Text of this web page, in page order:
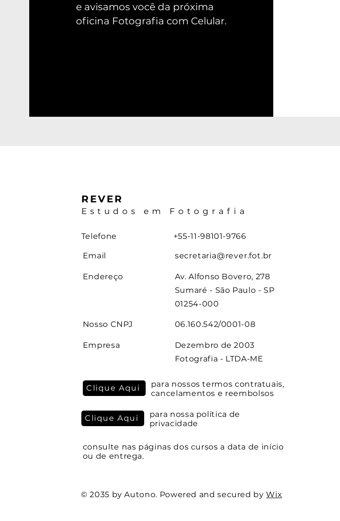
e avisamos você da próxima
oficina Fotografia com Celular.
REVER
Estudos em Fotografia
Telefone
Email
Endereço
Nosso CNPJ
Empresa
+55-11-98101-9766
secretaria@rever.fot.br
Av. Alfonso Bovero, 278
Sumaré - São Paulo - SP
01254-000
06.160.542/0001-08
Dezembro de 2003
Fotografia - LTDA-ME
Clique Aqui
para nossos termos contratuais,
cancelamentos e reembolsos
Clique Aqui
para nossa política de
privacidade
consulte nas páginas dos cursos a data de início
ou de entrega.
© 2035 by Autono. Powered and secured byWix